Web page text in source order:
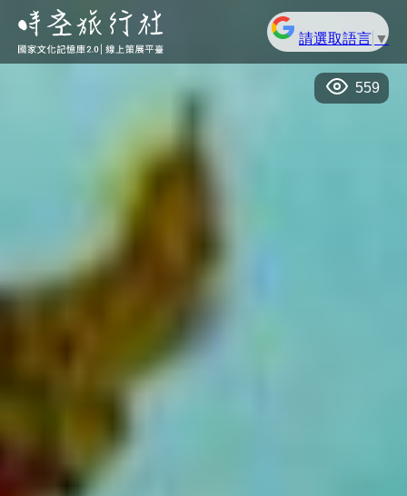
請選取語言 ▼
559